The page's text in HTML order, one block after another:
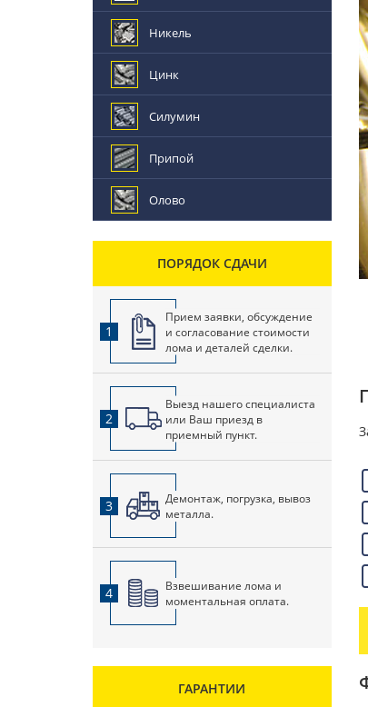
Никель
Цинк
Силумин
Припой
Олово
ПОРЯДОК СДАЧИ
1
Прием заявки, обсуждение
и согласование стоимости
лома и деталей сделки.
2
Выезд нашего специалиста
или Ваш приезд в
приемный пункт.
3
Демонтаж, погрузка, вывоз
металла.
4
Взвешивание лома и
моментальная оплата.
ГАРАНТИИ